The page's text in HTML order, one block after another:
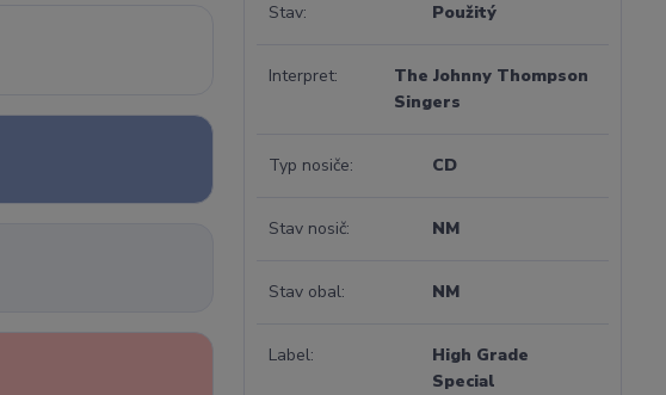
Stav Použitý
Interpret
The Johnny Thompson
Singers
Typ nosiče CD
Stav nosič NM
Stav obal NM
Label
High Grade
Special